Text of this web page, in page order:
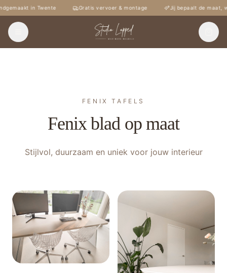
in Twente Gratis vervoer & montage Jij bepaalt de maat,
FENIX TAFELS
Fenix blad op maat
Stijlvol, duurzaam en uniek voor jouw interieur